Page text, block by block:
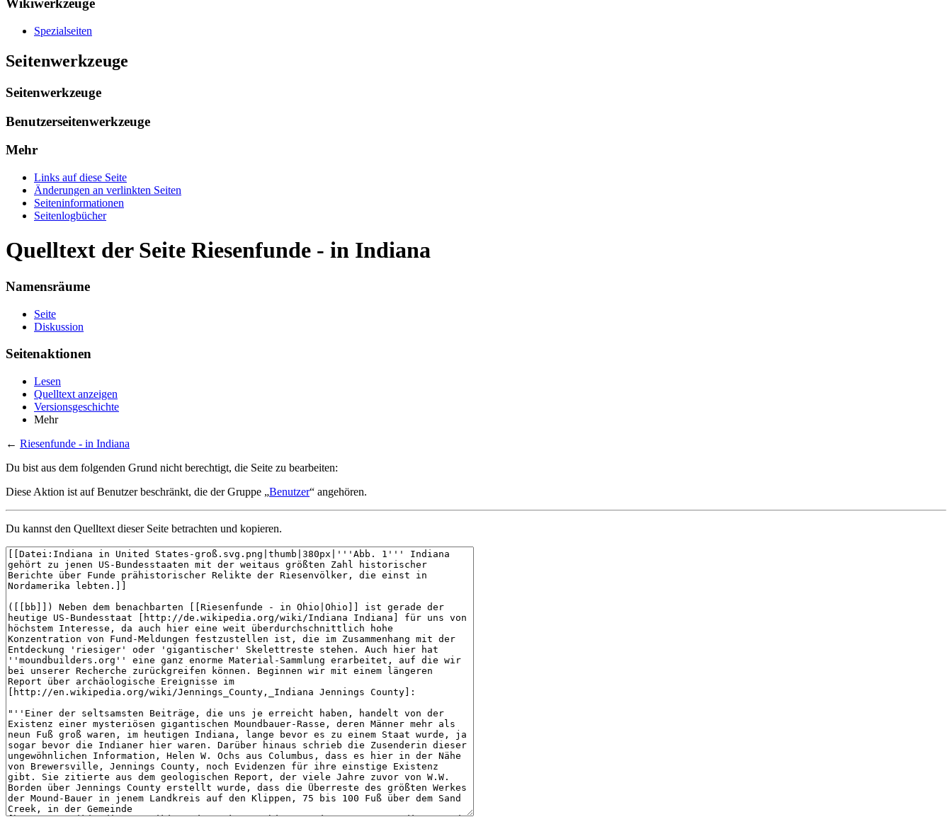
Wikiwerkzeuge
Spezialseiten
Seitenwerkzeuge
Seitenwerkzeuge
Benutzerseitenwerkzeuge
Mehr
Links auf diese Seite
Änderungen an verlinkten Seiten
Seiten­informationen
Seitenlogbücher
Quelltext der Seite Riesenfunde - in Indiana
Namensräume
Seite
Diskussion
Seitenaktionen
Lesen
Quelltext anzeigen
Versionsgeschichte
Mehr
← Riesenfunde - in Indiana
Du bist aus dem folgenden Grund nicht berechtigt, die Seite zu bearbeiten:
Diese Aktion ist auf Benutzer beschränkt, die der Gruppe „Benutzer“ angehören.
Du kannst den Quelltext dieser Seite betrachten und kopieren.